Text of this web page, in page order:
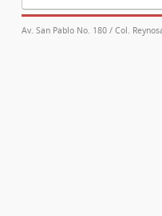
Av. San Pablo No. 180 / Col.